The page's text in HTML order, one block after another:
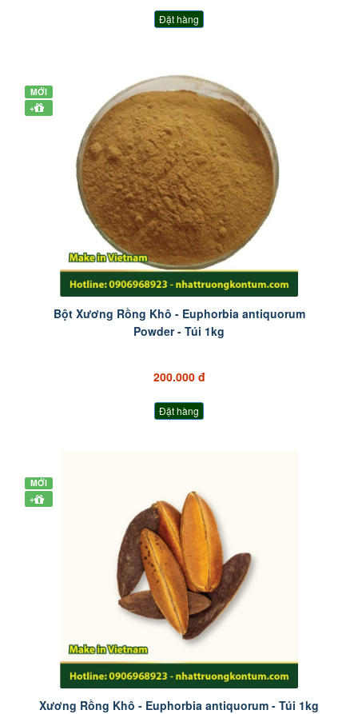
Đặt hàng
MỚI
+
Bột Xương Rồng Khô - Euphorbia antiquorum
Powder - Túi 1kg
200.000 đ
Đặt hàng
MỚI
+
Xương Rồng Khô - Euphorbia antiquorum - Túi 1kg